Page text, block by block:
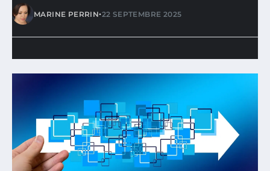
MARINE PERRIN•22 SEPTEMBRE 2025